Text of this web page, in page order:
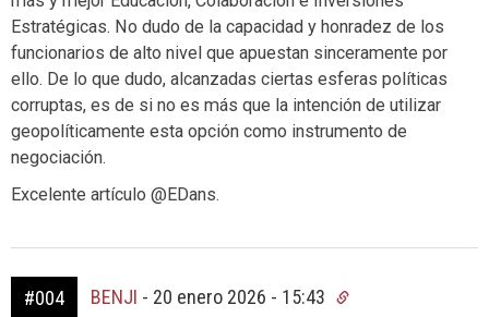
Estratégicas. No dudo de la capacidad y honradez de los
funcionarios de alto nivel que apuestan sinceramente por
ello. De lo que dudo, alcanzadas ciertas esferas políticas
corruptas, es de si no es más que la intención de utilizar
geopolíticamente esta opción como instrumento de
negociación.
Excelente artículo @EDans.
#004 BENJI - 20 enero 2026 - 15:43